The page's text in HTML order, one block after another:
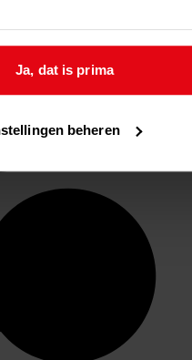
Ja, dat is prima
beheren